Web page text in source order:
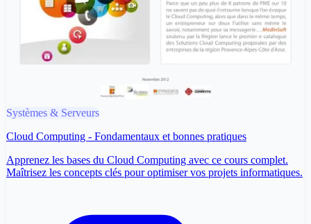
Systèmes & Serveurs
Cloud Computing - Fondamentaux et bonnes pratiques
Apprenez les bases du Cloud Computing avec ce cours complet.
Maîtrisez les concepts clés pour optimiser vos projets informatiques.